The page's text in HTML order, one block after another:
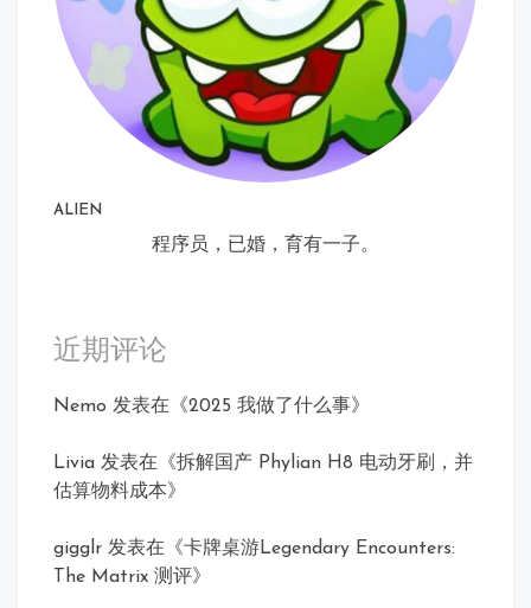
ALIEN
程序员，已婚，育有一子。
近期评论
Nemo 发表在《2025 我做了什么事》
Livia 发表在《拆解国产 Phylian H8 电动牙刷，并
估算物料成本》
gigglr 发表在《卡牌桌游Legendary Encounters:
The Matrix 测评》